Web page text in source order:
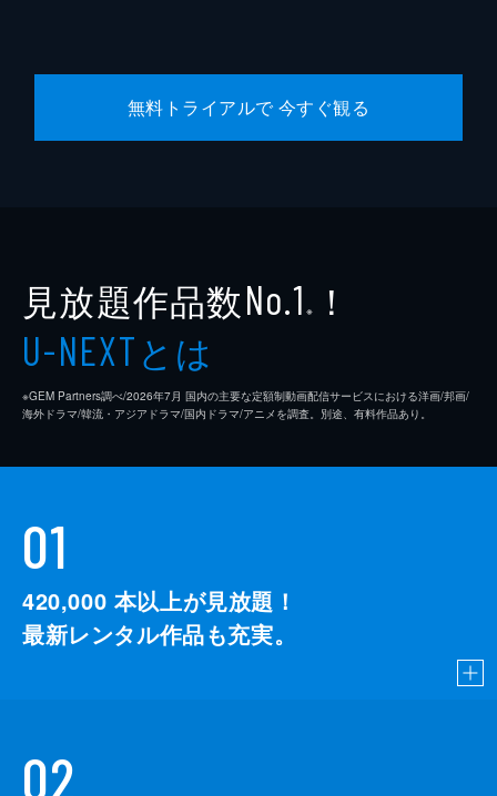
無料トライアルで 今すぐ観る
見放題作品数No.1 ※ ！
U-NEXTとは
※GEM Partners調べ/2026年7⽉ 国内の主要な定額制動画配信サービスにおける洋画/邦画/
海外ドラマ/韓流・アジアドラマ/国内ドラマ/アニメを調査。別途、有料作品あり。
01
420,000 本以上が見放題！
最新レンタル作品も充実。
02